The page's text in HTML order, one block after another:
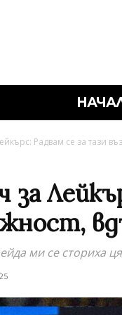
Радвам се за тази
за
ми се сториха